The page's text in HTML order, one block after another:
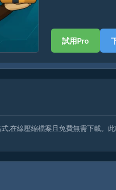
試用Pro
,在線壓縮檔案且免費無需下載。